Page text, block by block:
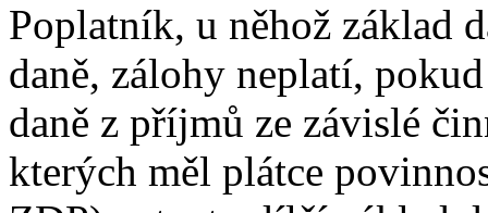
Poplatník, u něhož základ
daně, zálohy neplatí,
daně z příjmů ze závislé
kterých měl plátce